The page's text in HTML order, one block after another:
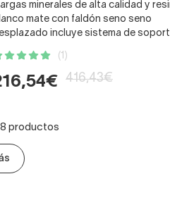
minerales de alta calidad y
mate con faldón seno seno
incluye sistema de
(1)
416,43€
productos